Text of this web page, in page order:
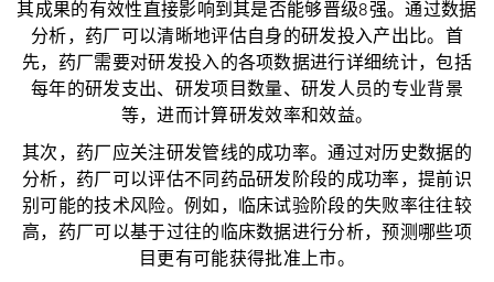
其成果的有效性直接影响到其是否能够晋级8强。通过数据
分析，药厂可以清晰地评估自身的研发投入产出比。首
先，药厂需要对研发投入的各项数据进行详细统计，包括
每年的研发支出、研发项目数量、研发人员的专业背景
等，进而计算研发效率和效益。
其次，药厂应关注研发管线的成功率。通过对历史数据的
分析，药厂可以评估不同药品研发阶段的成功率，提前识
别可能的技术风险。例如，临床试验阶段的失败率往往较
高，药厂可以基于过往的临床数据进行分析，预测哪些项
目更有可能获得批准上市。